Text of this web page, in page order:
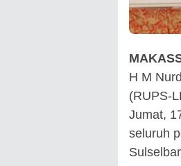
H M
(RUPS-
Jumat,
seluruh